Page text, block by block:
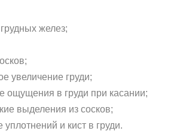
желез;
увеличение груди;
ощущения в груди при касании;
выделения из сосков;
уплотнений и кист в груди.